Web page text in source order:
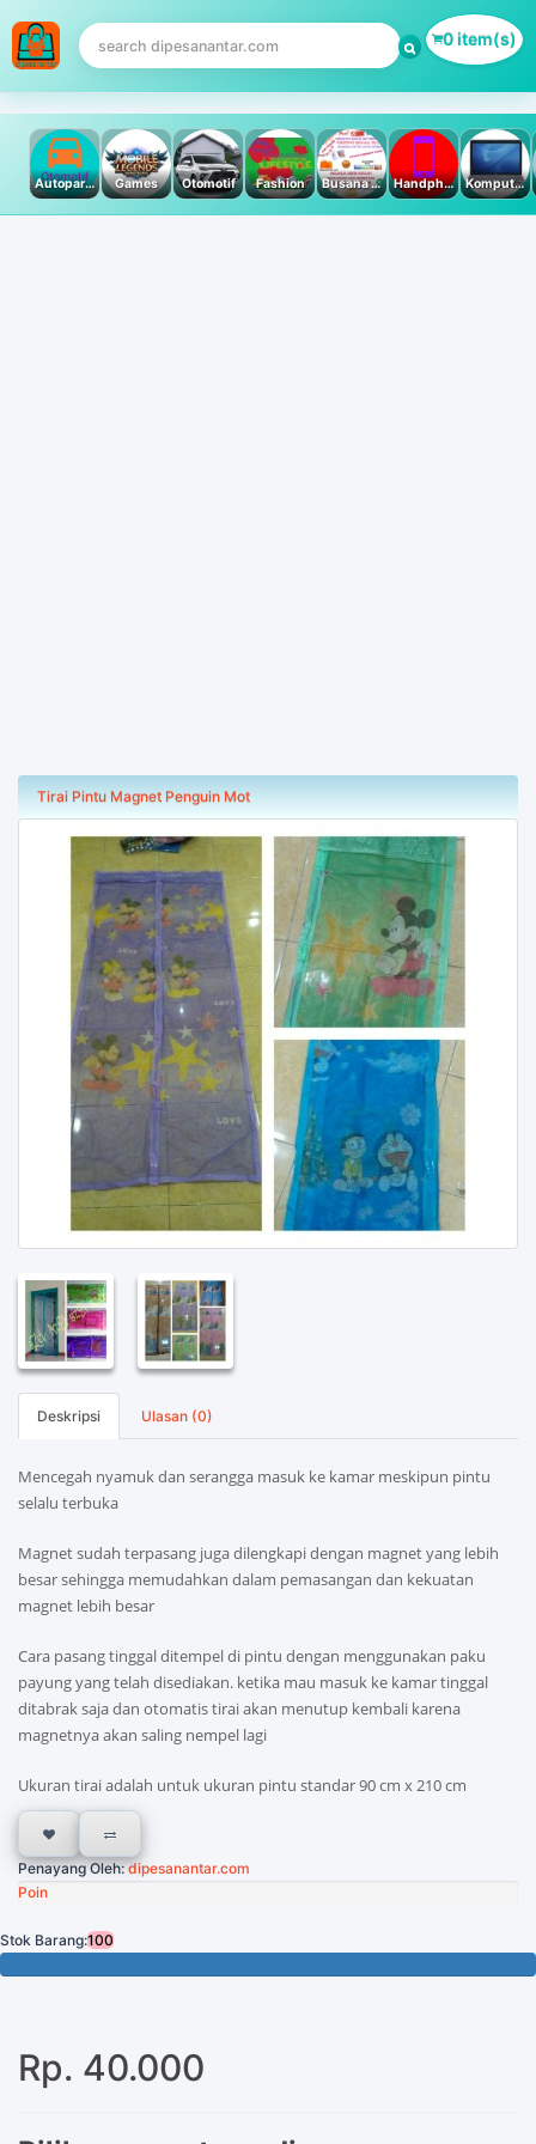
0 item(s)
Autoparts Games Otomotif Fashion Busana Muslim Handphone & Tablet Komputer PC & Laptop
Tirai Pintu Magnet Penguin Mot
Deskripsi Ulasan (0)
Mencegah nyamuk dan serangga masuk ke kamar meskipun pintu
selalu terbuka
Magnet sudah terpasang juga dilengkapi dengan magnet yang lebih
besar sehingga memudahkan dalam pemasangan dan kekuatan
magnet lebih besar
Cara pasang tinggal ditempel di pintu dengan menggunakan paku
payung yang telah disediakan. ketika mau masuk ke kamar tinggal
ditabrak saja dan otomatis tirai akan menutup kembali karena
magnetnya akan saling nempel lagi
Ukuran tirai adalah untuk ukuran pintu standar 90 cm x 210 cm
Penayang Oleh:dipesanantar.com
Poin
Stok Barang:100
Rp. 40.000